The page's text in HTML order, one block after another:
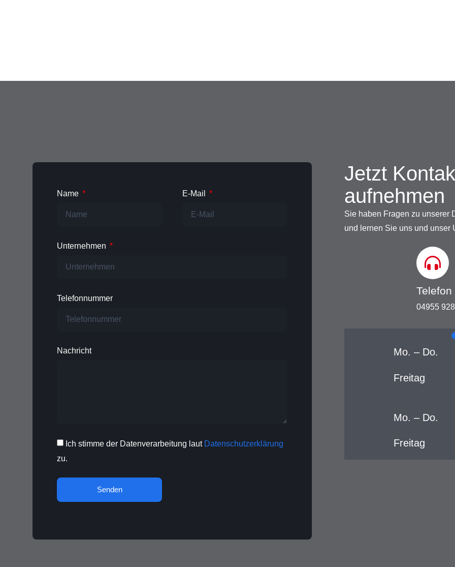
Name E-Mail
Unternehmen
Telefonnummer
Nachricht
Ich stimme der Datenverarbeitung laut Datenschutzerklärung
zu.
Senden
Jetzt
aufnehmen
Sie haben Fragen zu unserer
und lernen Sie uns und unser
04955
Mo. – Do.
Freitag
Mo. – Do.
Freitag